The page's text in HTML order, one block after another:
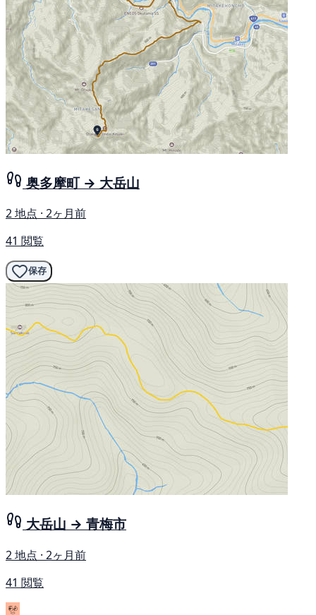
奥多摩町 → 大岳山
2 地点 · 2ヶ月前
41 閲覧
保存
大岳山 → 青梅市
2 地点 · 2ヶ月前
41 閲覧